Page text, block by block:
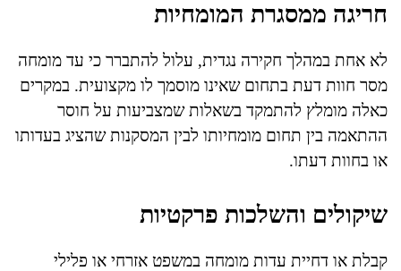
חריגה ממסגרת המומחיות
לא אחת במהלך חקירה נגדית, עלול להתברר כי עד מומחה
מסר חוות דעת בתחום שאינו מוסמך לו מקצועית. במקרים
כאלה מומלץ להתמקד בשאלות שמצביעות על חוסר
ההתאמה בין תחום מומחיותו לבין המסקנות שהציג בעדותו
או בחוות דעתו.
שיקולים והשלכות פרקטיות
קבלת או דחיית עדות מומחה במשפט אזרחי או פלילי